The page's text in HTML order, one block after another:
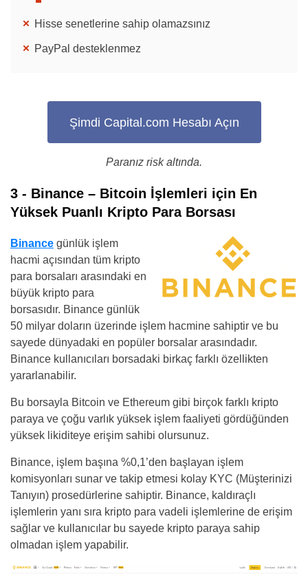
Hisse senetlerine sahip olamazsınız
PayPal desteklenmez
Şimdi Capital.com Hesabı Açın
Paranız risk altında.
3 - Binance – Bitcoin İşlemleri için En
Yüksek Puanlı Kripto Para Borsası
Binance günlük işlem
hacmi açısından tüm kripto
para borsaları arasındaki en
büyük kripto para
borsasıdır. Binance günlük
50 milyar doların üzerinde işlem hacmine sahiptir ve bu
sayede dünyadaki en popüler borsalar arasındadır.
Binance kullanıcıları borsadaki birkaç farklı özellikten
yararlanabilir.
Bu borsayla Bitcoin ve Ethereum gibi birçok farklı kripto
paraya ve çoğu varlık yüksek işlem faaliyeti gördüğünden
yüksek likiditeye erişim sahibi olursunuz.
Binance, işlem başına %0,1’den başlayan işlem
komisyonları sunar ve takip etmesi kolay KYC (Müşterinizi
Tanıyın) prosedürlerine sahiptir. Binance, kaldıraçlı
işlemlerin yanı sıra kripto para vadeli işlemlerine de erişim
sağlar ve kullanıcılar bu sayede kripto paraya sahip
olmadan işlem yapabilir.